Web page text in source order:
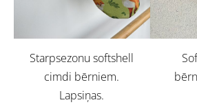
Starpsezonu softshell
cimdi bērniem.
Lapsiņas.